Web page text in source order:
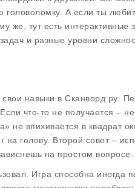
головоломку. А если ты
же, тут есть интерактивные
и разные уровни
навыки в Сканворд.ру .
что-то не получается –
не впихивается в квадрат
на голову. Второй совет –
на простом вопросе.
Игра способна иногда